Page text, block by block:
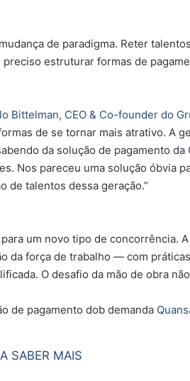
de paradigma. Reter
estruturar formas de
Bittelman, CEO & Co-founder do
de se tornar mais atrativo. A
da solução de pagamento da
Nos pareceu uma solução óbvia
de talentos dessa geração.”
um novo tipo de concorrência.
da força de trabalho — com
O desafio da mão de obra
de pagamento dob demanda
SABER MAIS